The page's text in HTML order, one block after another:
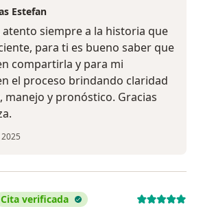
Estefan
atento siempre a la historia que
para ti es bueno saber que
compartirla y para mi
el proceso brindando claridad
manejo y pronóstico. Gracias
Cita verificada